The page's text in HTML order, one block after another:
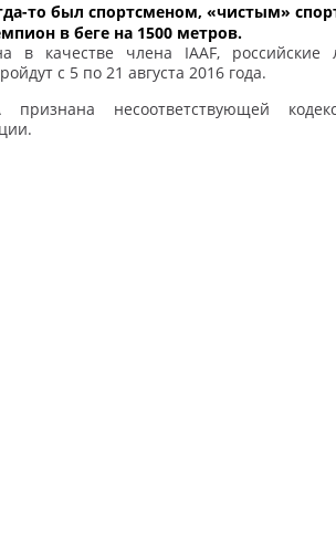
то был спортсменом, «чистым»
в беге на 1500 метров.
качестве члена IAAF, российские
с 5 по 21 августа 2016 года.
несоответствующей